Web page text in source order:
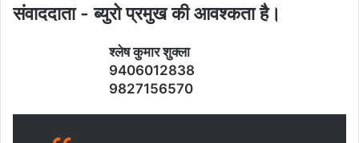
संवाददाता - ब्‍युरो प्रमुख की आवश्‍कता है।
श्‍लेष कुमार शुक्‍ला
9406012838
9827156570